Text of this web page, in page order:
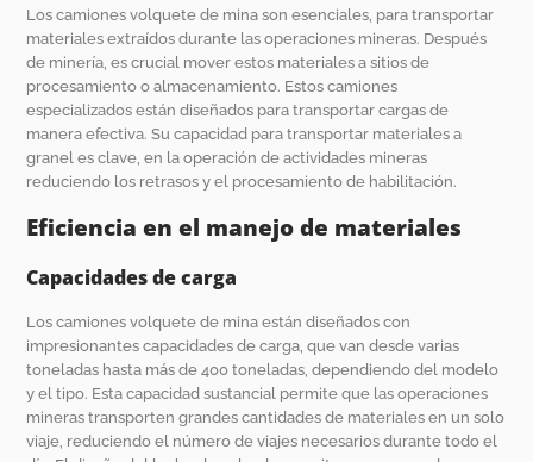
Los camiones volquete de mina son esenciales, para transportar
materiales extraídos durante las operaciones mineras. Después
de minería, es crucial mover estos materiales a sitios de
procesamiento o almacenamiento. Estos camiones
especializados están diseñados para transportar cargas de
manera efectiva. Su capacidad para transportar materiales a
granel es clave, en la operación de actividades mineras
reduciendo los retrasos y el procesamiento de habilitación.
Eficiencia en el manejo de materiales
Capacidades de carga
Los camiones volquete de mina están diseñados con
impresionantes capacidades de carga, que van desde varias
toneladas hasta más de 400 toneladas, dependiendo del modelo
y el tipo. Esta capacidad sustancial permite que las operaciones
mineras transporten grandes cantidades de materiales en un solo
viaje, reduciendo el número de viajes necesarios durante todo el